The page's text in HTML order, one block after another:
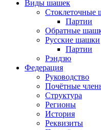
Виды шашек
Стоклеточные
Партии
Обратные
Русские шашки
Партии
Рэндзю
Федерация
Руководство
Почётные
Структура
Регионы
История
Реквизиты